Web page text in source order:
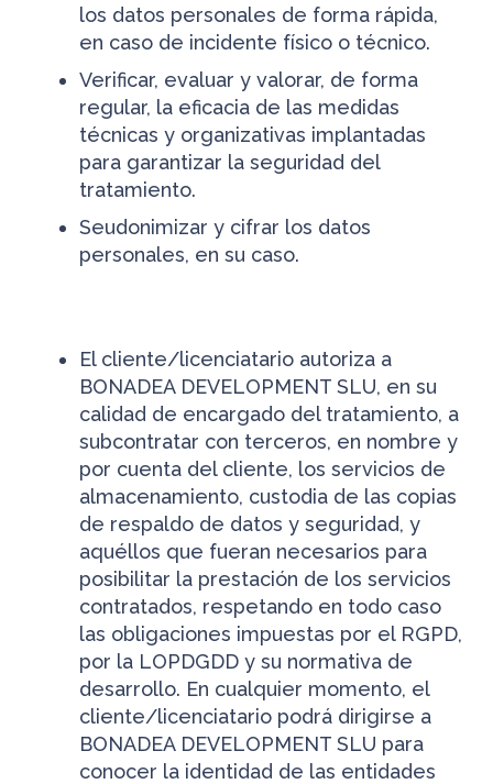
los datos personales de forma rápida,
en caso de incidente físico o técnico.
Verificar, evaluar y valorar, de forma
regular, la eficacia de las medidas
técnicas y organizativas implantadas
para garantizar la seguridad del
tratamiento.
Seudonimizar y cifrar los datos
personales, en su caso.
El cliente/licenciatario autoriza a
BONADEA DEVELOPMENT SLU, en su
calidad de encargado del tratamiento, a
subcontratar con terceros, en nombre y
por cuenta del cliente, los servicios de
almacenamiento, custodia de las copias
de respaldo de datos y seguridad, y
aquéllos que fueran necesarios para
posibilitar la prestación de los servicios
contratados, respetando en todo caso
las obligaciones impuestas por el RGPD,
por la LOPDGDD y su normativa de
desarrollo. En cualquier momento, el
cliente/licenciatario podrá dirigirse a
BONADEA DEVELOPMENT SLU para
conocer la identidad de las entidades